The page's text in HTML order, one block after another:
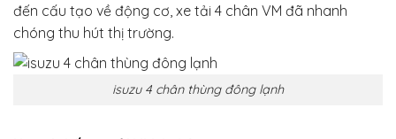
đến cấu tạo về động cơ, xe tải 4 chân VM đã nhanh
chóng thu hút thị trường.
isuzu 4 chân thùng đông lạnh